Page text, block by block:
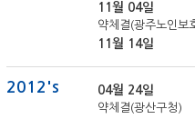
11월 04일
약체결(광주노인보
11월 14일
2012's 04월 24일
약체결(광산구청)